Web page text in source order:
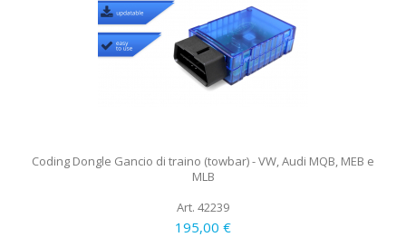
Coding Dongle Gancio di traino (towbar) - VW, Audi MQB, MEB e
MLB
Art. 42239
195,00 €